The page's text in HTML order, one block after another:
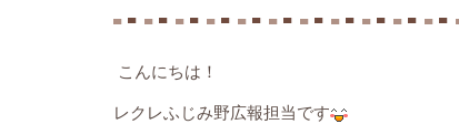
こんにちは！
レクレふじみ野広報担当です